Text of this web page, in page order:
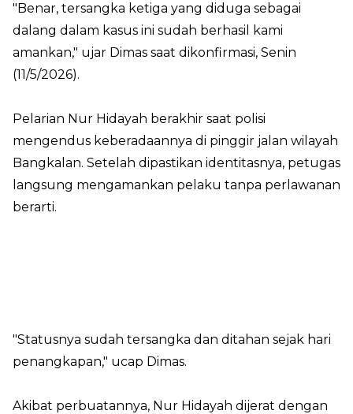
"Benar, tersangka ketiga yang diduga sebagai
dalang dalam kasus ini sudah berhasil kami
amankan," ujar Dimas saat dikonfirmasi, Senin
(11/5/2026).
Pelarian Nur Hidayah berakhir saat polisi
mengendus keberadaannya di pinggir jalan wilayah
Bangkalan. Setelah dipastikan identitasnya, petugas
langsung mengamankan pelaku tanpa perlawanan
berarti.
"Statusnya sudah tersangka dan ditahan sejak hari
penangkapan," ucap Dimas.
Akibat perbuatannya, Nur Hidayah dijerat dengan